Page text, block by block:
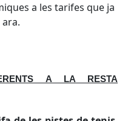
a les tarifes que ja
A LA RESTA